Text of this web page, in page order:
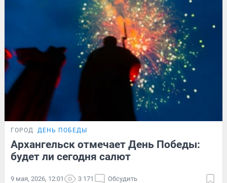
ГОРОД ДЕНЬ ПОБЕДЫ
Архангельск отмечает День Победы:
будет ли сегодня салют
9 мая, 2026, 12:01 3 171 Обсудить